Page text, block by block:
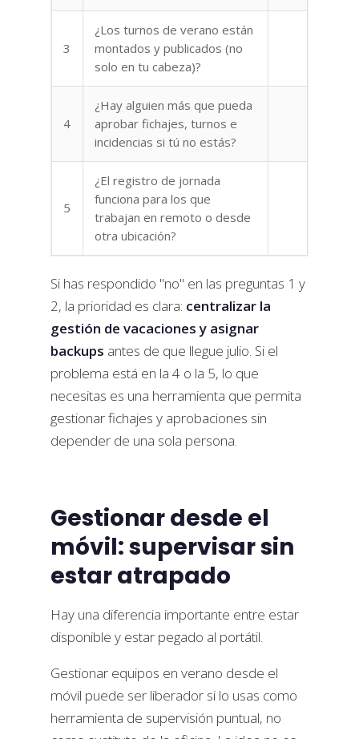
3
¿Los turnos de verano están
montados y publicados (no
solo en tu cabeza)?
4
¿Hay alguien más que pueda
aprobar fichajes, turnos e
incidencias si tú no estás?
5
¿El registro de jornada
funciona para los que
trabajan en remoto o desde
otra ubicación?
Si has respondido "no" en las preguntas 1 y
2, la prioridad es clara: centralizar la
gestión de vacaciones y asignar
backups antes de que llegue julio. Si el
problema está en la 4 o la 5, lo que
necesitas es una herramienta que permita
gestionar fichajes y aprobaciones sin
depender de una sola persona.
Gestionar desde el
móvil: supervisar sin
estar atrapado
Hay una diferencia importante entre estar
disponible y estar pegado al portátil.
Gestionar equipos en verano desde el
móvil puede ser liberador si lo usas como
herramienta de supervisión puntual, no